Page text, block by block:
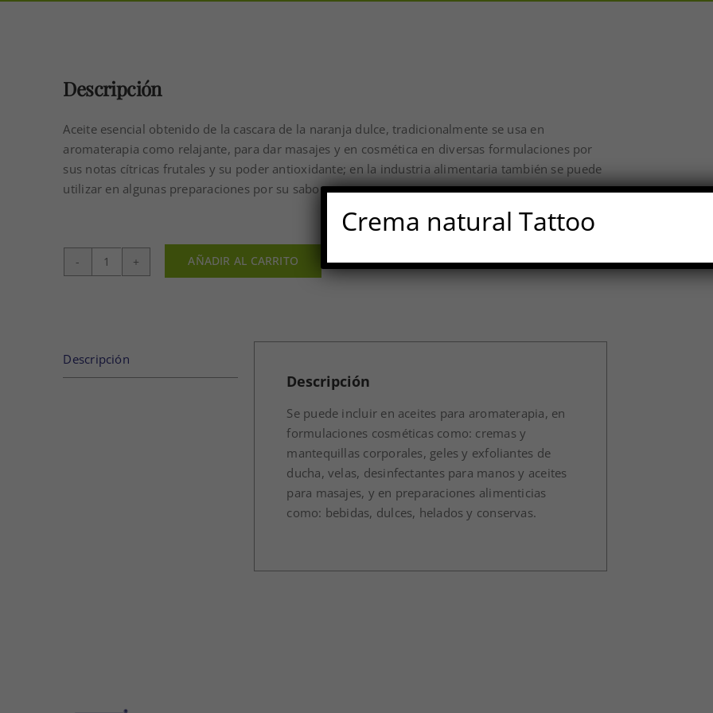
Descripción
Aceite esencial obtenido de la cascara de la naranja dulce, tradicionalmente se usa en
aromaterapia como relajante, para dar masajes y en cosmética en diversas formulaciones por
sus notas cítricas frutales y su poder antioxidante; en la industria alimentaria también se puede
utilizar en algunas preparaciones por su sabor y aroma.
ACEITE
AÑADIR AL CARRITO
Descripción
Descripción
Se puede incluir en aceites para aromaterapia, en
formulaciones cosméticas como: cremas y
mantequillas corporales, geles y exfoliantes de
ducha, velas, desinfectantes para manos y aceites
para masajes, y en preparaciones alimenticias
como: bebidas, dulces, helados y conservas.
Crema natural Tattoo